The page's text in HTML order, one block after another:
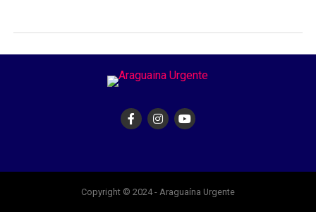
Copyright © 2024 - Araguaína Urgente